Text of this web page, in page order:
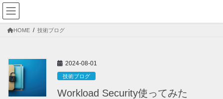
HOME 技術ブログ
2024-08-01
技術ブログ
Workload Security使ってみた